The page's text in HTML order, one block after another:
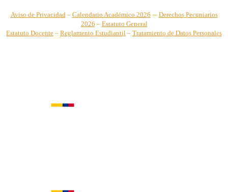
Aviso de Privacidad – Calendario Académico 2026 – Derechos Pecuniarios
2026 – Estatuto General
Estatuto Docente – Reglamento Estudiantil – Tratamiento de Datos Personales